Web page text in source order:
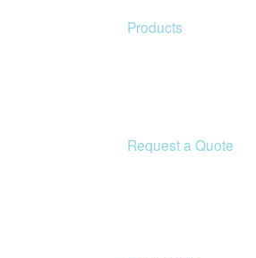
Products
Request a Quote